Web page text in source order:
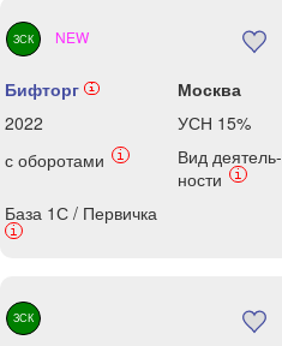
ЗСК NEW
Бифторг i Москва
2022
УСН 15%
с оборотами
i
Вид деятель-
ности
i
База 1С / Первичка
i
ЗСК